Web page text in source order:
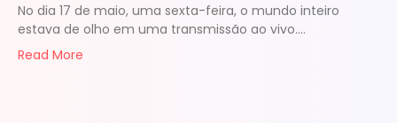
No dia 17 de maio, uma sexta-feira, o mundo inteiro
estava de olho em uma transmissão ao vivo.…
Read More